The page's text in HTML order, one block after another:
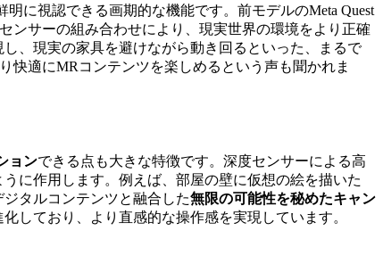
に視認できる画期的な機能です。前モデルのMeta Quest
ンサーの組み合わせにより、現実世界の環境をより正確
、現実の家具を避けながら動き回るといった、まるで
快適にMRコンテンツを楽しめるという声も聞かれま
ョンできる点も大きな特徴です。深度センサーによる高
に作用します。例えば、部屋の壁に仮想の絵を描いた
タルコンテンツと融合した無限の可能性を秘めたキャン
しており、より直感的な操作感を実現しています。